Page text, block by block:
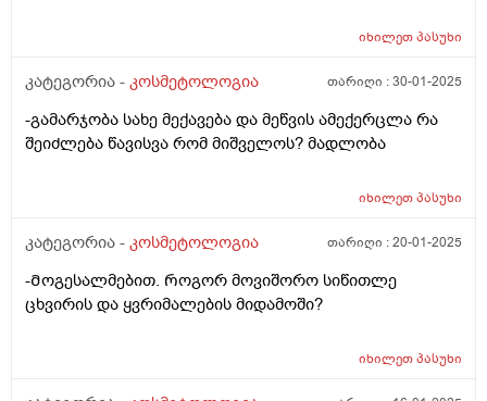
იხილეთპასუხი
კატეგორია - კოსმეტოლოგია თარიღი :30-01-2025
-გამარჯობა სახე მექავება და მეწვის ამექერცლა რა
შეიძლება წავისვა რომ მიშველოს? მადლობა
იხილეთპასუხი
კატეგორია - კოსმეტოლოგია თარიღი :20-01-2025
-Მოგესალმებით. Როგორ მოვიშორო სიწითლე
ცხვირის და ყვრიმალების მიდამოში?
იხილეთპასუხი